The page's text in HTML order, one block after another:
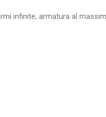
infinite, armatura al